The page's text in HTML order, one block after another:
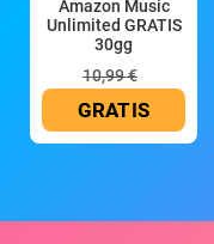
Amazon Music
Unlimited GRATIS
30gg
10,99 €
GRATIS